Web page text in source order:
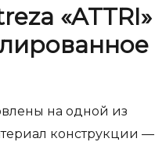
«ATTRI»
на одной из
конструкции —